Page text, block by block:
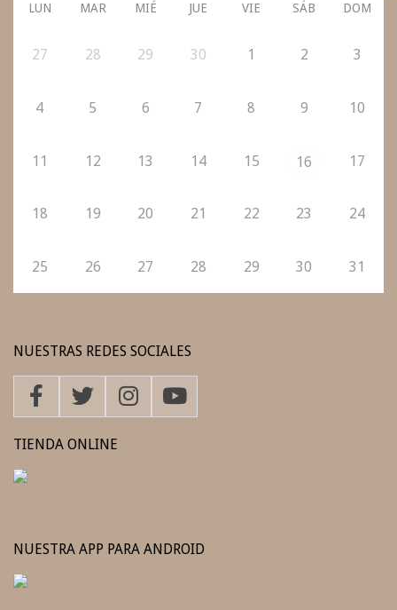
LUN MAR MIÉ JUE VIE SÁB DOM
27 28 29 30 1 2 3
4 5 6 7 8 9 10
11 12 13 14 15 16 17
18 19 20 21 22 23 24
25 26 27 28 29 30 31
NUESTRAS REDES SOCIALES
TIENDA ONLINE
NUESTRA APP PARA ANDROID